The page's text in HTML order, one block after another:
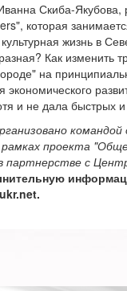
Скиба-Якубова,
которая
жизнь в
Как изменить
на
экономического
и не дала быстрых
проекта
партнерстве с